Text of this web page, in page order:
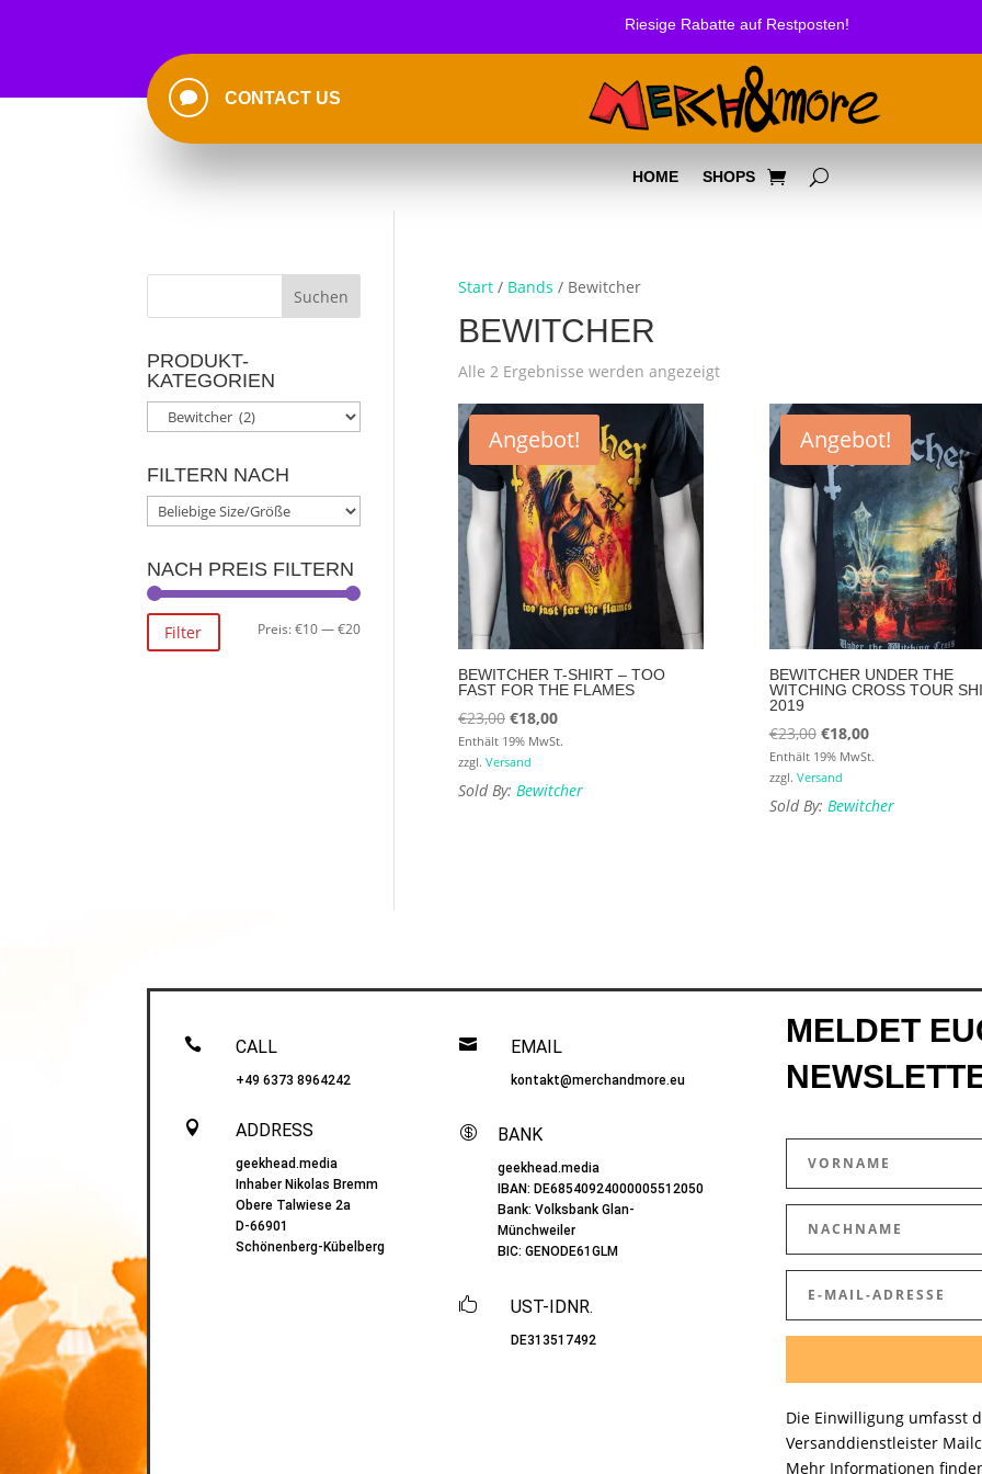
Riesige Rabatte auf Restposten!
 CONTACT US
HOME SHOPS
Start/ Bands / Bewitcher
BEWITCHER
Alle 2 Ergebnisse werden angezeigtNach
sortiert
Angebot!
BEWITCHER T-SHIRT – TOO
FAST FOR THE FLAMES
€23,00 Ursprünglicher
Preis
war:
€23,00
€18,00Aktueller
Preis
€18,00.
Enthält 19% MwSt.
zzgl. Versand
Sold By: Bewitcher
Angebot!
BEWITCHER UNDER THE
WITCHING CROSS TOUR
2019
€23,00 Ursprünglicher
Preis
war:
€23,00
€18,00Aktueller
Preis
€18,00.
Enthält 19% MwSt.
zzgl. Versand
Sold By: Bewitcher
PRODUKT-
KATEGORIEN
FILTERN NACH
NACH PREIS FILTERN
Min.
Max.
Filter Preis:€10—€20
 CALL
+49 6373 8964242
 ADDRESS
geekhead.media
Inhaber Nikolas Bremm
Obere Talwiese 2a
D-66901
Schönenberg-Kübelberg
 EMAIL
kontakt@merchandmore.eu
 BANK
geekhead.media
IBAN: DE68540924000005512050
Bank: Volksbank Glan-
Münchweiler
BIC:GENODE61GLM
 UST-IDNR.
DE313517492
MELDET
Die Einwilligung umfasst
Versanddienstleister
Mehr Informationen